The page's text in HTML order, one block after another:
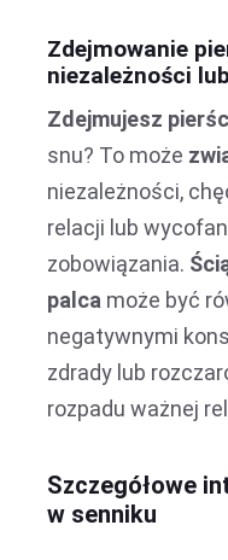
Zdejmowanie
niezależności
Zdejmujesz
snu? To może
niezależności,
relacji lub
zobowiązania.
palca może być
negatywnymi
zdrady lub
rozpadu ważnej
Szczegółowe
w senniku